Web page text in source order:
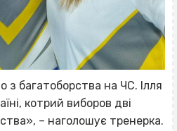
з багатоборства на ЧС. Ілля
котрий виборов дві
– наголошує тренерка.